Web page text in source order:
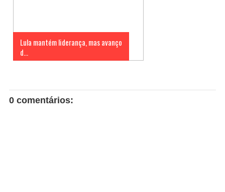
Lula mantém liderança, mas avanço
d...
0 comentários: